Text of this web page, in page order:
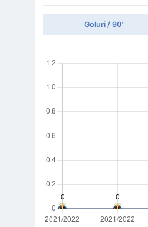
Goluri / 90'